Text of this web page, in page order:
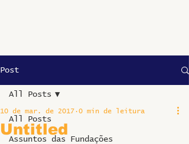
Post
All Posts
Assuntos das Fundações
All Posts
Untitled
10 de mar. de 2017 0 min de leitura